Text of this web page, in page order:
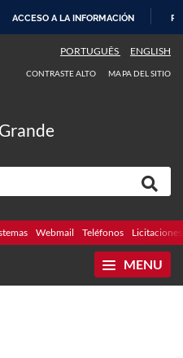
CONTENIDO
ACCESO A LA INFORMACIÓN
PORTUGUÊS ENGLISH
CONTRASTE ALTO MAPA DEL SITIO
Webmail Teléfonos Licitaciones
MENU